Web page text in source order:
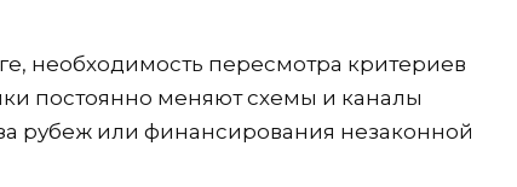
необходимость пересмотра критериев
постоянно меняют схемы и каналы
рубеж или финансирования незаконной